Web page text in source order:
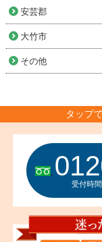
安芸郡
大竹市
その他
タップ
受付時